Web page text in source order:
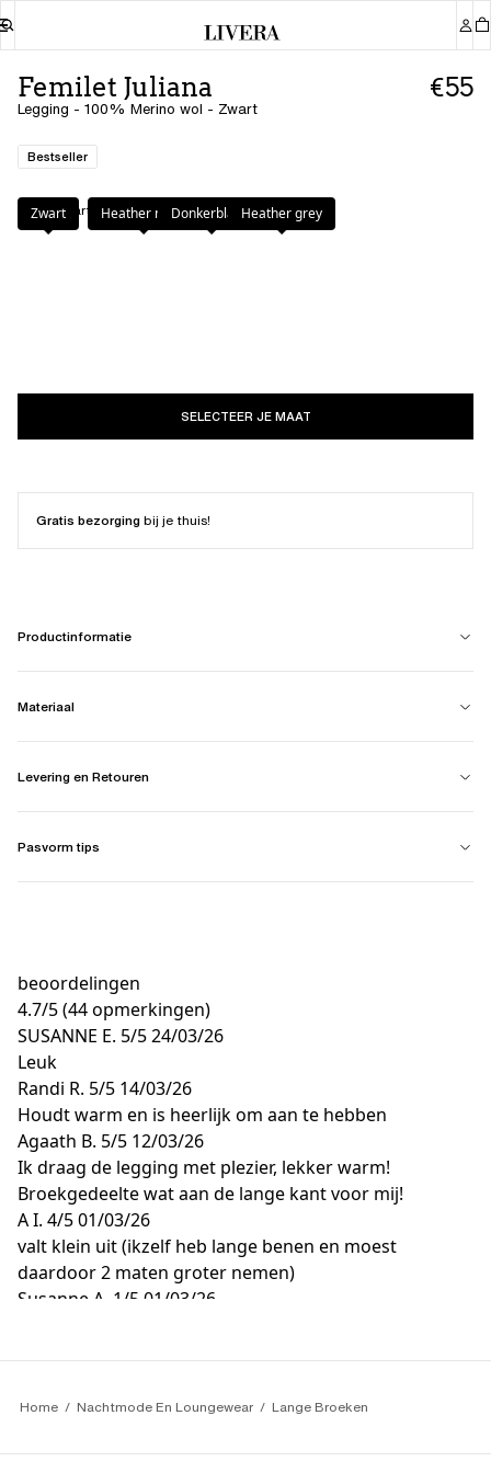
Femilet Juliana
Legging - 100% Merino wol - Zwart
€55
Bestseller
Kleur: Zwart
Zwart Heather nudeDonkerblauwHeather grey
SELECTEER JE MAAT
Gratis bezorgingbij je thuis!
Productinformatie
Materiaal
Levering en Retouren
Pasvorm tips
beoordelingen
4.7/5(44 opmerkingen)
SUSANNE E. 5/524/03/26
Leuk
Randi R. 5/5 14/03/26
Houdt warm en is heerlijk om aan te hebben
Agaath B. 5/5 12/03/26
Ik draag de legging met plezier, lekker warm!
Broekgedeelte wat aan de lange kant voor mij!
A I. 4/501/03/26
valt klein uit (ikzelf heb lange benen en moest
daardoor 2 maten groter nemen)
Susanne A. 1/5 01/03/26
Home Nachtmode En Loungewear Lange Broeken